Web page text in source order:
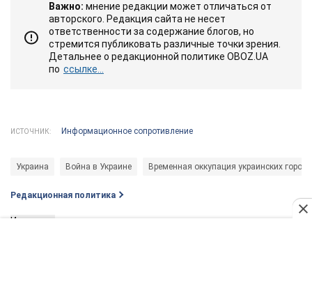
Важно: мнение редакции может отличаться от
авторского. Редакция сайта не несет
ответственности за содержание блогов, но
стремится публиковать различные точки зрения.
Детальнее о редакционной политике OBOZ.UA
по ссылке...
ИСТОЧНИК: Информационное сопротивление
Украина Война в Украине Временная оккупация украинских
Редакционная политика
Источник